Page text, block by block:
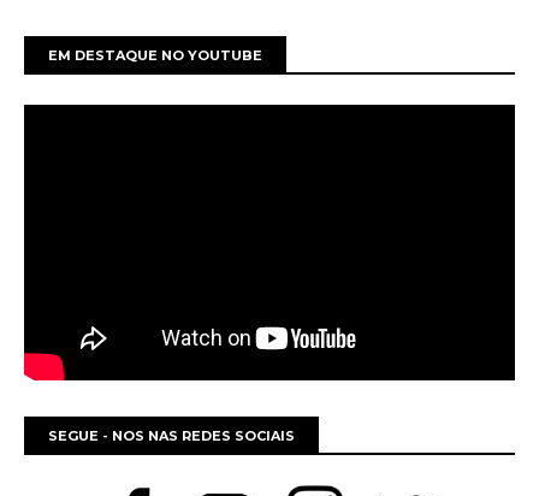
EM DESTAQUE NO YOUTUBE
SEGUE - NOS NAS REDES SOCIAIS